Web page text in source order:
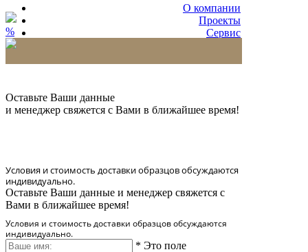
О компании
Проекты
Сервис
%
Оставьте Ваши данные
и менеджер свяжется с Вами в ближайшее время!
Условия и стоимость доставки образцов обсуждаются
индивидуально.
Оставьте Ваши данные и менеджер свяжется с
Вами в ближайшее время!
Условия и стоимость доставки образцов обсуждаются
индивидуально.
* Это поле